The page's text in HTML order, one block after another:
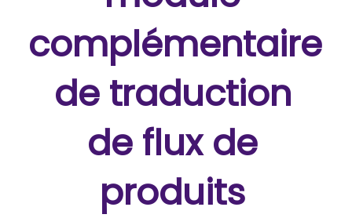
complémentaire
de traduction
de flux de
produits